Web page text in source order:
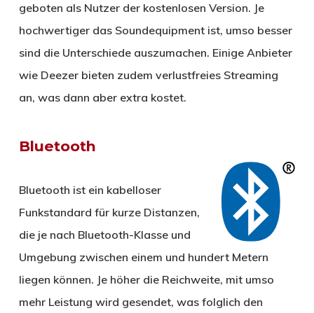
geboten als Nutzer der kostenlosen Version. Je
hochwertiger das Soundequipment ist, umso besser
sind die Unterschiede auszumachen. Einige Anbieter
wie Deezer bieten zudem verlustfreies Streaming
an, was dann aber extra kostet.
Bluetooth
Bluetooth ist ein kabelloser
Funkstandard für kurze Distanzen,
die je nach Bluetooth-Klasse und
Umgebung zwischen einem und hundert Metern
liegen können. Je höher die Reichweite, mit umso
mehr Leistung wird gesendet, was folglich den